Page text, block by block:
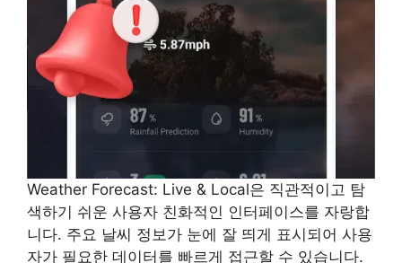
Weather Forecast: Live & Local은 직관적이고 탐
색하기 쉬운 사용자 친화적인 인터페이스를 자랑합
니다. 주요 날씨 정보가 눈에 잘 띄게 표시되어 사용
자가 필요한 데이터를 빠르게 접근할 수 있습니다.